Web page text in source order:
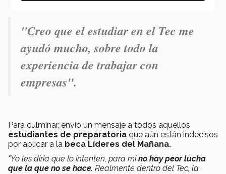
"Creo que el estudiar en el Tec me
ayudó mucho, sobre todo la
experiencia de trabajar con
empresas".
Para culminar, envió un mensaje a todos aquellos
estudiantes de preparatoria que aún están indecisos
por aplicar a la beca Líderes del Mañana.
"Yo les diría que lo intenten, para mino hay peor lucha
que la que no se hace. Realmente dentro del Tec, la